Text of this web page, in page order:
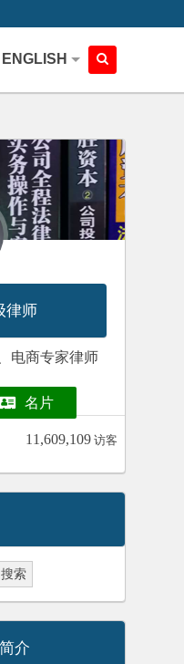
ENGLISH
律师
电商专家律师
名片
11,609,109 访客
介